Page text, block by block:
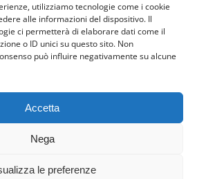
utilizziamo tecnologie come i cookie
alle informazioni del dispositivo. Il
ci permetterà di elaborare dati come il
o ID unici su questo sito. Non
può influire negativamente su alcune
Accetta
Nega
le preferenze
| Drexim Srl | P.IVA 04460100284 |